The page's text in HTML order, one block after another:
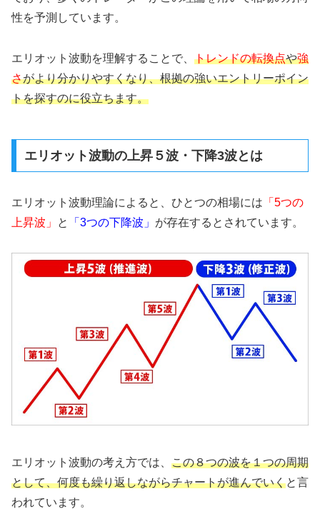
性を予測しています。
エリオット波動を理解することで、 トレンドの転換点や強
さがより分かりやすくなり、根拠の強いエントリーポイン
トを探すのに役立ちます。
エリオット波動の上昇５波・下降3波とは
エリオット波動理論によると、ひとつの相場には 「5つの
上昇波」
と 「3つの下降波」 が存在するとされています。
エリオット波動の考え方では、 この８つの波を１つの周期
として、何度も繰り返しながらチャートが進んでいくと言
われています。